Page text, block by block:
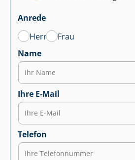
Anrede
Herr
Frau
Name
Ihre E-Mail
Telefon